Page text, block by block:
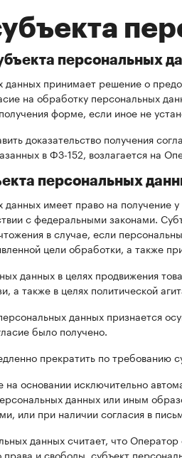
персональных
принимает решение о
на обработку персональных
форме, если иное не
доказательство получения
в ФЗ-152, возлагается на
персональных
данных имеет право на
с федеральными законами.
в случае, если
цели обработки, а также
данных в целях продвижения
а также в целях политической
данных признается
было получено.
прекратить по требованию
на основании исключительно
данных или иным
или при наличии согласия в
данных считает, что
и свободы, субъект